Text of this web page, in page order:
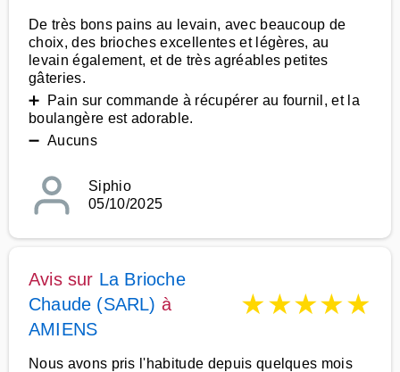
De très bons pains au levain, avec beaucoup de
choix, des brioches excellentes et légères, au
levain également, et de très agréables petites
gâteries.
➕ Pain sur commande à récupérer au fournil, et la
boulangère est adorable.
➖ Aucuns
Siphio
05/10/2025
Avis sur La Brioche
Chaude (SARL) à
AMIENS
★★★★★
Nous avons pris l'habitude depuis quelques mois